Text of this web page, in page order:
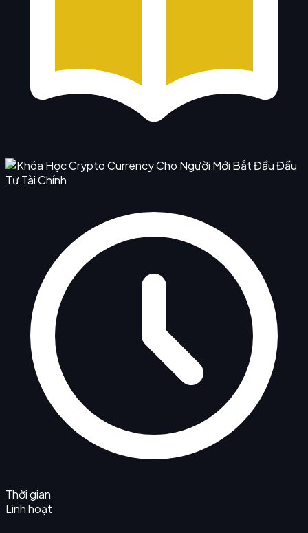
Thời gian
Linh hoạt